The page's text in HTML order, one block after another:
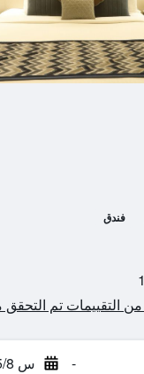
فندق
- س 15/8